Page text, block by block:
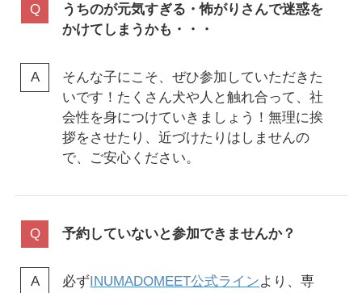
うちのが元気すぎる・怖がりさんで迷惑を
かけてしまうかも・・・
そんな子にこそ、ぜひ参加していただきた
いです！たくさん犬や人と触れ合って、社
会性を身につけていきましょう！無理に挨
拶をさせたり、近づけたりはしませんの
で、ご安心ください。
予約していないと参加できませんか？
必ずINUMADOMEET公式ラインより、専